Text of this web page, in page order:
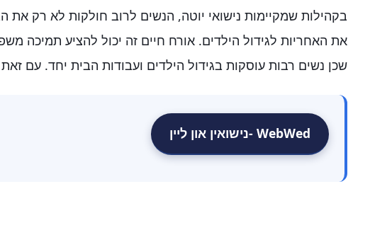
בקהילות שמקיימות נישואי יוטה, הנשים לרוב חולקות לא רק את
את האחריות לגידול הילדים. אורח חיים זה יכול להציע תמיכה
שכן נשים רבות עוסקות בגידול הילדים ועבודות הבית יחד. עם זאת
WebWed -נישואין און ליין